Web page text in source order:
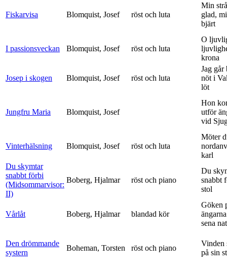
Fiskarvisa Blomquist, Josef röst och luta
Min
glad,
bjärt
I passionsveckan Blomquist, Josef röst och luta
O
krona
Josep i skogen Blomquist, Josef röst och luta
Jag går
nöt i
löt
Jungfru Maria Blomquist, Josef
Hon
utför
vid
Vinterhälsning Blomquist, Josef röst och luta
Möter
karl
Du skymtar
snabbt förbi
(Midsommarvisor:
II)
Boberg, Hjalmar röst och piano
Du
snabbt
stol
Vårlåt Boberg, Hjalmar blandad kör
Göken
sena
Den drömmande
systern
Boheman, Torsten röst och piano
Vinden
på sin